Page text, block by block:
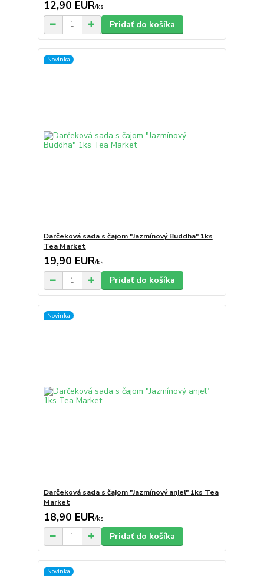
12,90 EUR/ks
Pridať do košíka
Novinka
Darčeková sada s čajom "Jazmínový Buddha" 1ks
Tea Market
19,90 EUR/ks
Pridať do košíka
Novinka
Darčeková sada s čajom "Jazmínový anjel" 1ks Tea
Market
18,90 EUR/ks
Pridať do košíka
Novinka